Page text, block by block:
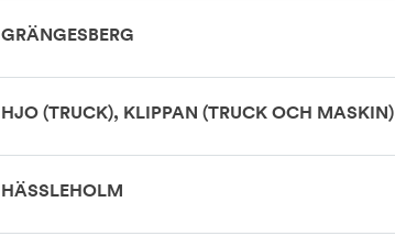
GRÄNGESBERG
HJO (TRUCK), KLIPPAN (TRUCK OCH MASKIN)
HÄSSLEHOLM